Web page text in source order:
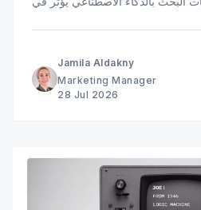
Jamila Aldakny
Marketing Manager
28 Jul 2026